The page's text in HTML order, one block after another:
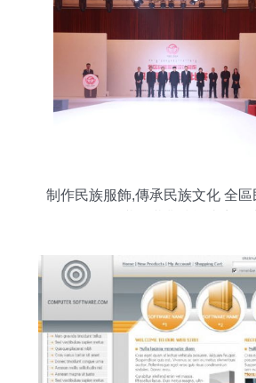
制作民族服飾,傳承民族文化 全區